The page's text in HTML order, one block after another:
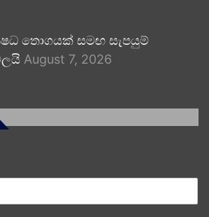
තොගයක් සමඟ සැපයුම්
August 7, 2026